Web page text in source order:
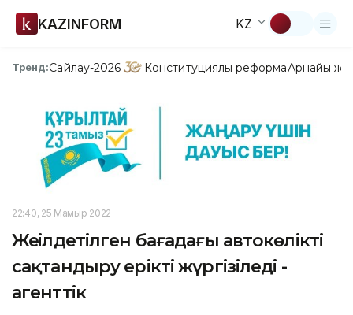
KAZINFORM KZ
Тренд:Сайлау-2026 Конституциялық реформаАрнайы
22:40, 25 Мамыр 2022
Жеңілдетілген бағадағы автокөлікті
сақтандыру ерікті жүргізіледі -
агенттік